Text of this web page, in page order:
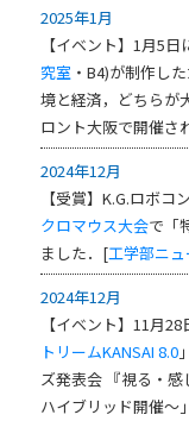
2025年1月
【イベント】1月5
究室 ・B4)が制作し
境と経済，どちらが
ロント大阪で開催さ
2024年12月
【受賞】K.G.ロボコ
クロマウス大会で「
ました．[工学部ニ
2024年12月
【イベント】11月
トリームKANSAI 8.0
ズ発表会 『視る・
ハイブリッド開催～